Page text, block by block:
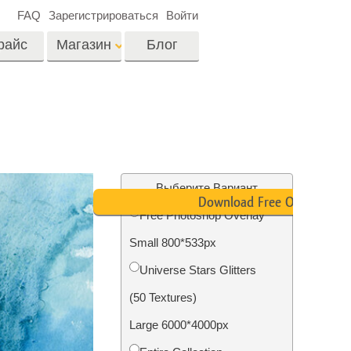
Недвижимости
Реставрация
фотографий
Магазин
Видео Оверлейсы
Блог
FAQ Зарегистрироваться Войти
Выберите Вариант
Free Photoshop Overlay
Small 800*533px
Universe Stars Glitters
(50 Textures)
Large 6000*4000px
Download Free Overlay